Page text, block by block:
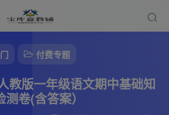
付费专题
教版一年级语文期中基础知
测卷(含答案）